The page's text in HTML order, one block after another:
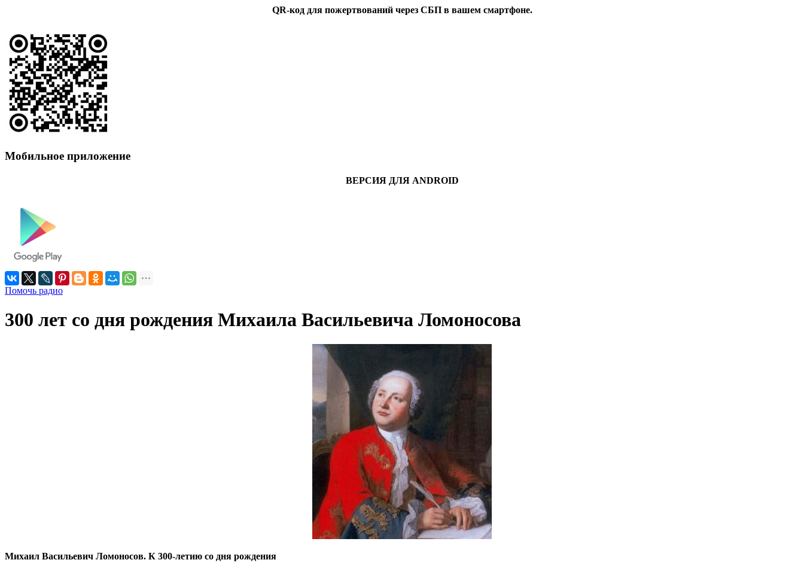
QR-код для пожертвований через СБП в вашем смартфоне.
Мобильное приложение
ВЕРСИЯ ДЛЯ ANDROID
Помочь радио
300 лет со дня рождения Михаила Васильевича Ломоносова
Михаил Васильевич Ломоносов. К 300-летию со дня рождения